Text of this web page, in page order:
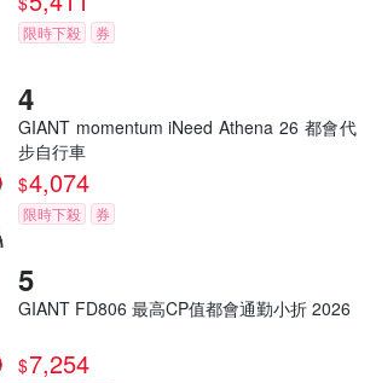
限時下殺 券
GIANT momentum iNeed Athena 26 都會代
步自行車
$4,074
限時下殺 券
GIANT FD806 最高CP值都會通勤小折 2026
$7,254